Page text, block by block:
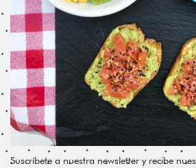
Suscríbete a nuestra newsletter y recibe